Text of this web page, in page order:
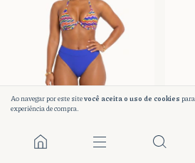
Ao navegar por este sitevocê aceita o uso de cookies
experiência de compra.